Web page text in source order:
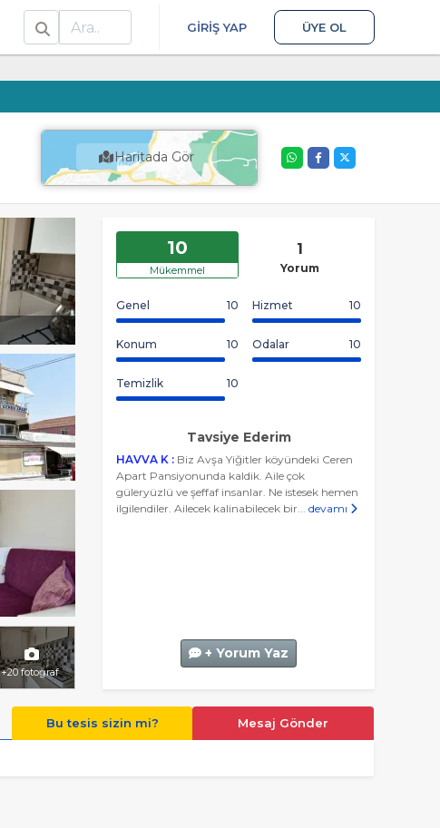
Ara
GIRIŞ YAP ÜYE OL
Haritada Gör
+20 fotoğraf
10
Mükemmel
1
Yorum
Genel 10 Hizmet 10
Konum 10 Odalar 10
Temizlik 10
Tavsiye Ederim
HAVVA K : Biz Avşa Yiğitler köyündeki Ceren
Apart Pansiyonunda kaldik. Aile çok
güleryüzlü ve şeffaf insanlar. Ne istesek hemen
ilgilendiler. Ailecek kalinabilecek bir... devamı
+ Yorum Yaz
Bu tesis sizin mi? Mesaj Gönder